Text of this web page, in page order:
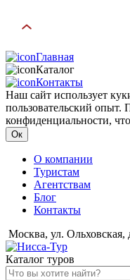
Главная
Каталог
Контакты
Наш сайт использует
пользовательский
конфиденциальности,
Ок
О компании
Туристам
Агентствам
Блог
Контакты
Москва, ул. Ольховская,
Каталог туров